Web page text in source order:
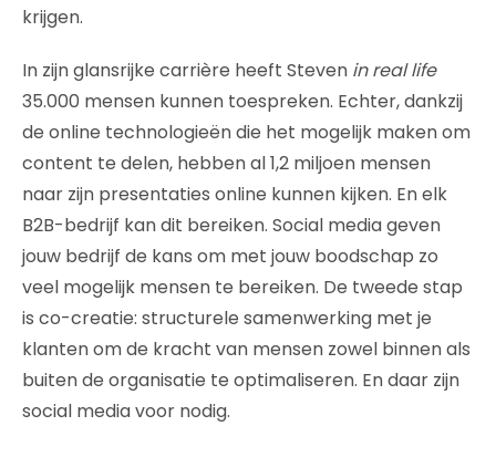
krijgen.
In zijn glansrijke carrière heeft Steven in real life
35.000 mensen kunnen toespreken. Echter, dankzij
de online technologieën die het mogelijk maken om
content te delen, hebben al 1,2 miljoen mensen
naar zijn presentaties online kunnen kijken. En elk
B2B-bedrijf kan dit bereiken. Social media geven
jouw bedrijf de kans om met jouw boodschap zo
veel mogelijk mensen te bereiken. De tweede stap
is co-creatie: structurele samenwerking met je
klanten om de kracht van mensen zowel binnen als
buiten de organisatie te optimaliseren. En daar zijn
social media voor nodig.